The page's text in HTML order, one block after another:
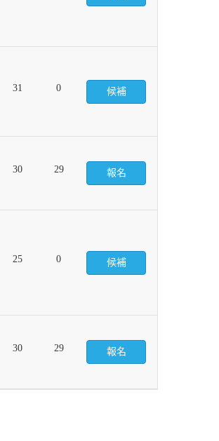
31 0 候補
30 29 報名
25 0 候補
30 29 報名